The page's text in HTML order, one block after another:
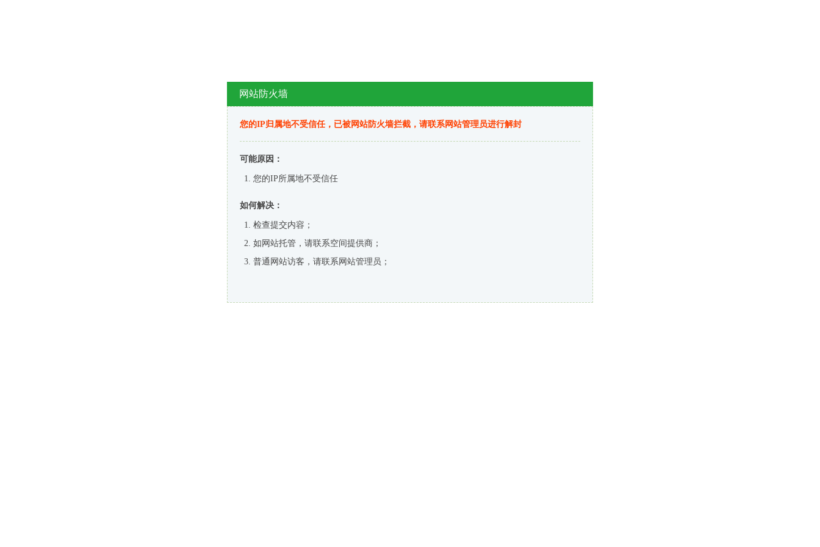
网站防火墙
您的IP归属地不受信任，已被网站防火墙拦截，请联系网站管理员进行解封
可能原因：
您的IP所属地不受信任
如何解决：
检查提交内容；
如网站托管，请联系空间提供商；
普通网站访客，请联系网站管理员；